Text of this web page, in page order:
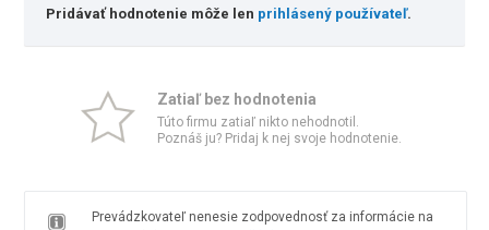
Pridávať hodnotenie môže len prihlásený používateľ.
Zatiaľ bez hodnotenia
Túto firmu zatiaľ nikto nehodnotil.
Poznáš ju? Pridaj k nej svoje hodnotenie.
Prevádzkovateľ nenesie zodpovednosť za informácie na